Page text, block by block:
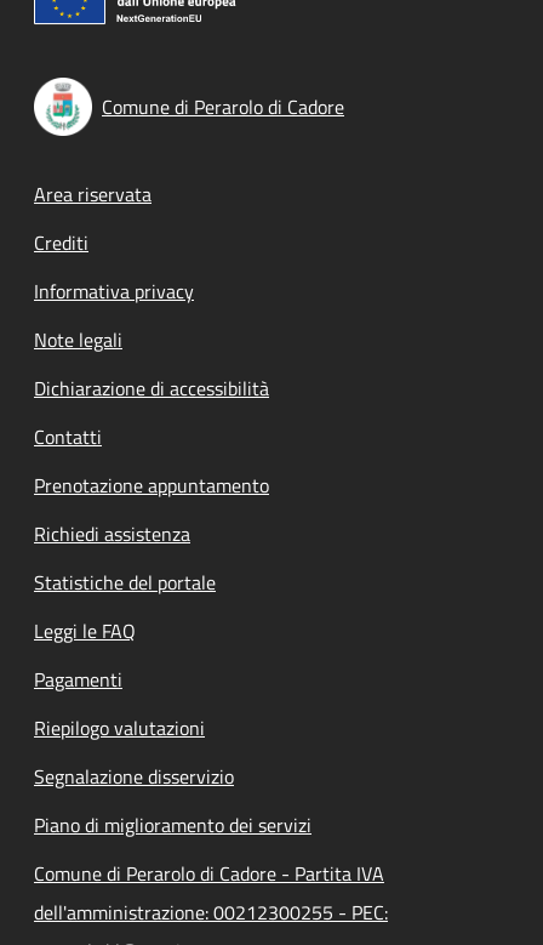
Comune di Perarolo di Cadore
Footer menu
Area riservata
Crediti
Informativa privacy
Note legali
Dichiarazione di accessibilità
Contatti
Prenotazione appuntamento
Richiedi assistenza
Statistiche del portale
Leggi le FAQ
Pagamenti
Riepilogo valutazioni
Segnalazione disservizio
Piano di miglioramento dei servizi
Comune di Perarolo di Cadore - Partita IVA
dell'amministrazione: 00212300255 - PEC: